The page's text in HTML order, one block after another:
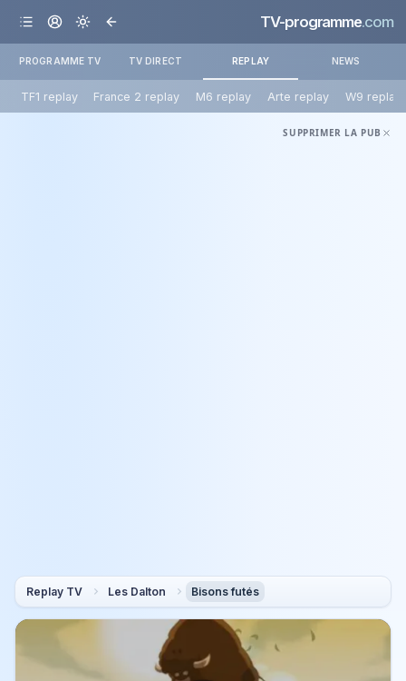
TV-programme.com
PROGRAMME TV TV DIRECT REPLAY NEWS
TF1 replay France 2 replay M6 replay Arte replay W9 replay
SUPPRIMER LA PUB
Replay TV Les Dalton Bisons futés